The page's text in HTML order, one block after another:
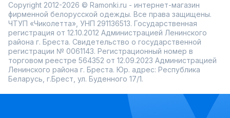
Copyright 2012-2026 © Ramonki.ru - интернет-магазин
фирменной белорусской одежды. Все права защищены.
ЧТУП «Чиколетта», УНП 291136513. Государственная
регистрация от 12.10.2012 Администрацией Ленинского
района г. Бреста. Свидетельство о государственной
регистрации № 0061143. Регистрационный номер в
торговом реестре 564352 от 12.09.2023 Администрацией
Ленинского района г. Бреста. Юр. адрес: Республика
Беларусь, г.Брест, ул. Буденного 17/1.